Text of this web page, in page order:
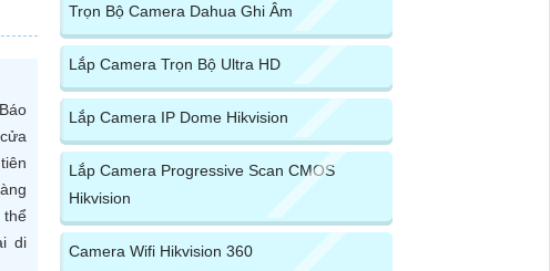
thể
di
Trọn Bộ Camera Dahua Ghi Âm
Lắp Camera Trọn Bộ Ultra HD
Lắp Camera IP Dome Hikvision
Lắp Camera Progressive Scan CMOS
Hikvision
Camera Wifi Hikvision 360